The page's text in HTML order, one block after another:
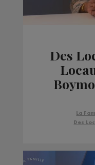
Des
Mont-La
Des